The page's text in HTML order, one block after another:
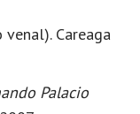
Careaga
Palacio